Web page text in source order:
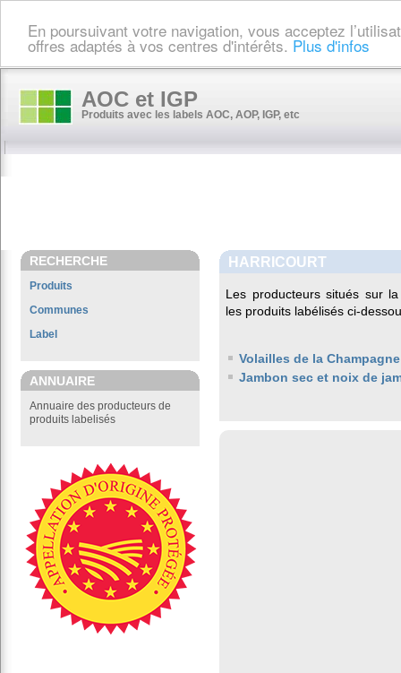
En poursuivant votre navigation, vous acceptez
offres adaptés à vos centres d'intérêts. Plus d'infos
AOC et IGP
Produits avec les labels AOC, AOP, IGP, etc
RECHERCHE
Produits
Communes
Label
ANNUAIRE
Annuaire des producteurs de
produits labelisés
HARRICOURT
Les producteurs situés sur
les produits labélisés ci-
Volailles de la Champagne
Jambon sec et noix de